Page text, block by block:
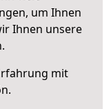
um Ihnen
Ihnen unsere
mit
.